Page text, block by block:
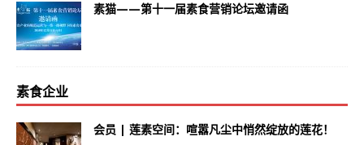
素猫——第十一届素食营销论坛邀请函
素食企业
会员 | 莲素空间：喧嚣凡尘中悄然绽放的莲花！